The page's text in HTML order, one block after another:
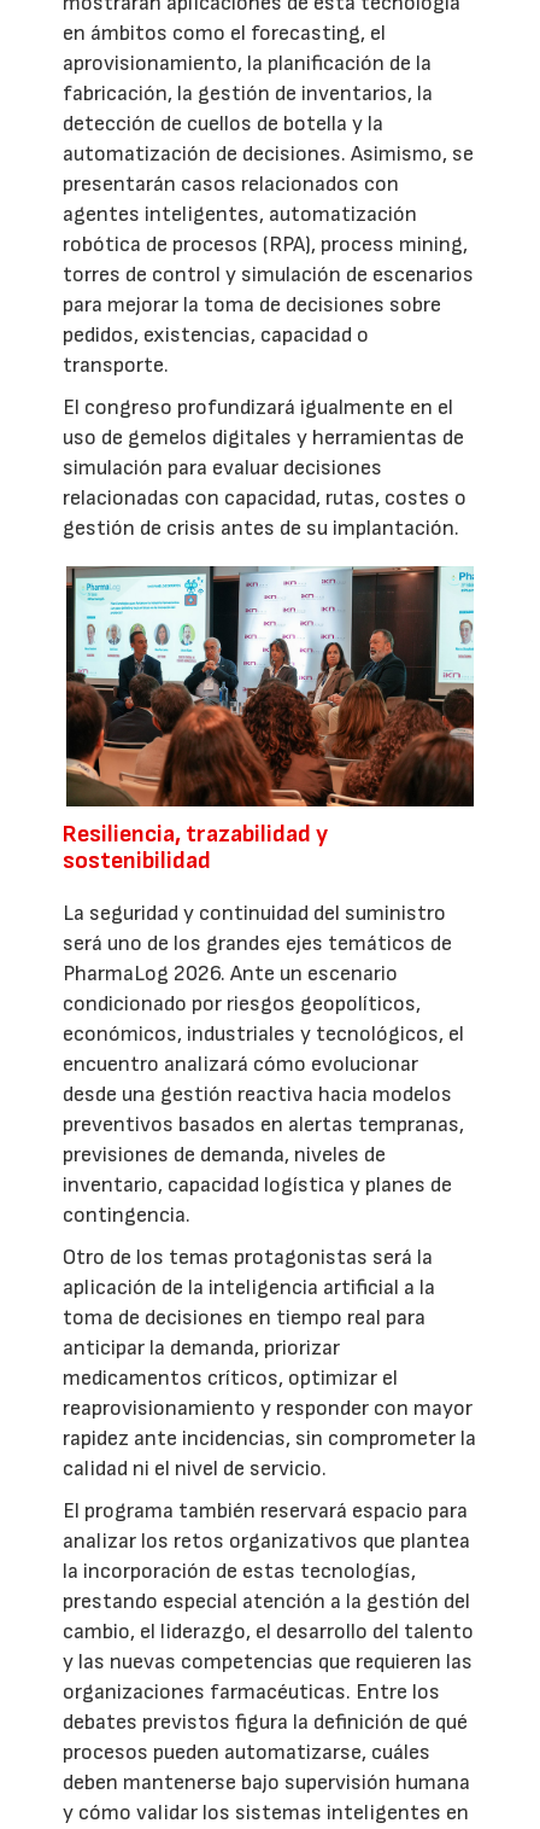
en ámbitos como el forecasting, el
aprovisionamiento, la planificación de la
fabricación, la gestión de inventarios, la
detección de cuellos de botella y la
automatización de decisiones. Asimismo, se
presentarán casos relacionados con
agentes inteligentes, automatización
robótica de procesos (RPA), process mining,
torres de control y simulación de escenarios
para mejorar la toma de decisiones sobre
pedidos, existencias, capacidad o
transporte.
El congreso profundizará igualmente en el
uso de gemelos digitales y herramientas de
simulación para evaluar decisiones
relacionadas con capacidad, rutas, costes o
gestión de crisis antes de su implantación.
Resiliencia, trazabilidad y
sostenibilidad
La seguridad y continuidad del suministro
será uno de los grandes ejes temáticos de
PharmaLog 2026. Ante un escenario
condicionado por riesgos geopolíticos,
económicos, industriales y tecnológicos, el
encuentro analizará cómo evolucionar
desde una gestión reactiva hacia modelos
preventivos basados en alertas tempranas,
previsiones de demanda, niveles de
inventario, capacidad logística y planes de
contingencia.
Otro de los temas protagonistas será la
aplicación de la inteligencia artificial a la
toma de decisiones en tiempo real para
anticipar la demanda, priorizar
medicamentos críticos, optimizar el
reaprovisionamiento y responder con mayor
rapidez ante incidencias, sin comprometer la
calidad ni el nivel de servicio.
El programa también reservará espacio para
analizar los retos organizativos que plantea
la incorporación de estas tecnologías,
prestando especial atención a la gestión del
cambio, el liderazgo, el desarrollo del talento
y las nuevas competencias que requieren las
organizaciones farmacéuticas. Entre los
debates previstos figura la definición de qué
procesos pueden automatizarse, cuáles
deben mantenerse bajo supervisión humana
y cómo validar los sistemas inteligentes en